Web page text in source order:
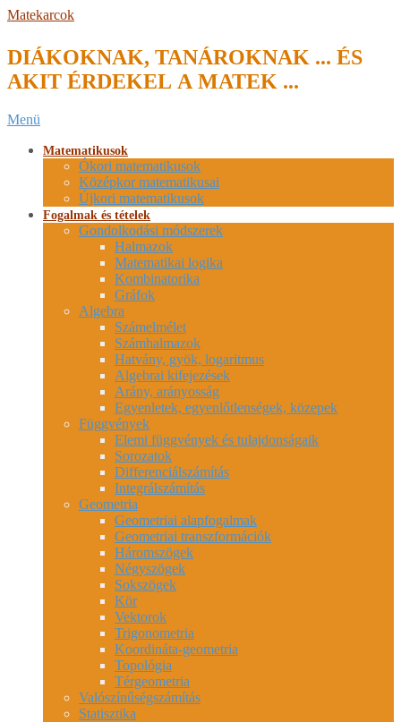
Skip
content
Matekarcok
DIÁKOKNAK, TANÁROKNAK ... ÉS
AKIT ÉRDEKEL A MATEK ...
Secondary
Menu
Menü
Matematikusok
Ókori matematikusok
Középkor matematikusai
Újkori matematikusok
Fogalmak és tételek
Gondolkodási módszerek
Halmazok
Matematikai logika
Kombinatorika
Gráfok
Algebra
Számelmélet
Számhalmazok
Hatvány, gyök, logaritmus
Algebrai kifejezések
Arány, arányosság
Egyenletek, egyenlőtlenségek, közepek
Függvények
Elemi függvények és tulajdonságaik
Sorozatok
Differenciálszámítás
Integrálszámítás
Geometria
Geometriai alapfogalmak
Geometriai transzformációk
Háromszögek
Négyszögek
Sokszögek
Kör
Vektorok
Trigonometria
Koordináta-geometria
Topológia
Térgeometria
Valószínűségszámítás
Statisztika